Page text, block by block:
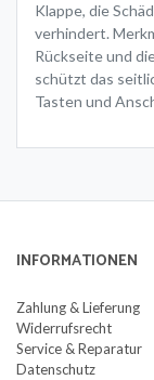
Klappe, die
verhindert.
Rückseite und
schützt das
Tasten und
INFORMATIONEN
Zahlung & Lieferung
Widerrufsrecht
Service & Reparatur
Datenschutz